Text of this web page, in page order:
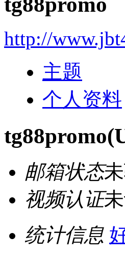
http://
主题
个人资料
tg88promo
邮箱状态
视频认证
统计信息